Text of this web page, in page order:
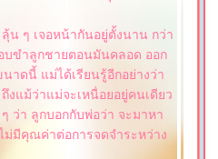
น ๆ เจอหน้ากันอยู่ตั้งนาน กว่า
บขำลูกชายตอนมันคลอด ออก
าดนี้ แม่ได้เรียนรู้อีกอย่างว่า
แม้ว่าแม่จะเหนื่อยอยู่คนเดียว
ว่า ลูกบอกกับพ่อว่า จะมาหา
มีคุณค่าต่อการจดจำระหว่าง